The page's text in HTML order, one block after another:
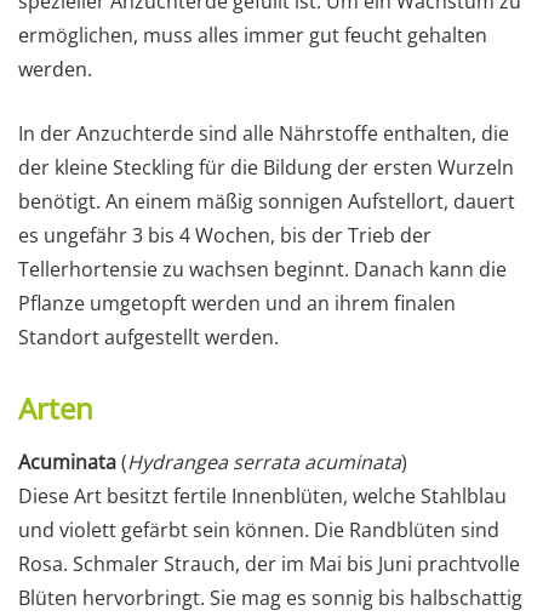
ermöglichen, muss alles immer gut feucht gehalten
werden.
In der Anzuchterde sind alle Nährstoffe enthalten, die
der kleine Steckling für die Bildung der ersten Wurzeln
benötigt. An einem mäßig sonnigen Aufstellort, dauert
es ungefähr 3 bis 4 Wochen, bis der Trieb der
Tellerhortensie zu wachsen beginnt. Danach kann die
Pflanze umgetopft werden und an ihrem finalen
Standort aufgestellt werden.
Arten
Acuminata(Hydrangea serrata acuminata)
Diese Art besitzt fertile Innenblüten, welche Stahlblau
und violett gefärbt sein können. Die Randblüten sind
Rosa. Schmaler Strauch, der im Mai bis Juni prachtvolle
Blüten hervorbringt. Sie mag es sonnig bis halbschattig